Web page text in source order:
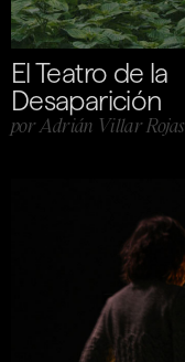
El Teatro de la
Desaparición
por Adrián Villar Rojas